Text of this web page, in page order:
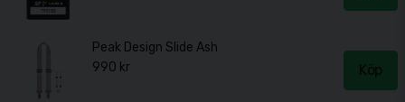
Peak Design Slide Ash
990 kr
Köp